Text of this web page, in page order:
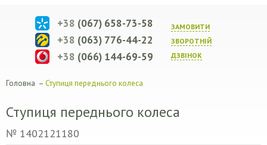
ЗАМОВИТИ
ЗВОРОТНIЙ
ДЗВIНОК
+38 (067) 658-73-58
+38 (063) 776-44-22
+38 (066) 144-69-59
Головна – Ступиця переднього колеса
Ступиця переднього колеса
№ 1402121180